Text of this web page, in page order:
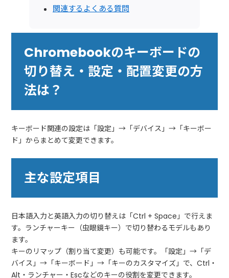
関連するよくある質問
Chromebookのキーボードの
切り替え・設定・配置変更の方
法は？
キーボード関連の設定は「設定」→「デバイス」→「キーボー
ド」からまとめて変更できます。
主な設定項目
日本語入力と英語入力の切り替えは「Ctrl + Space」で行えま
す。ランチャーキー（虫眼鏡キー）で切り替わるモデルもあり
ます。
キーのリマップ（割り当て変更）も可能です。「設定」→「デ
バイス」→「キーボード」→「キーのカスタマイズ」で、Ctrl・
Alt・ランチャー・Escなどのキーの役割を変更できます。